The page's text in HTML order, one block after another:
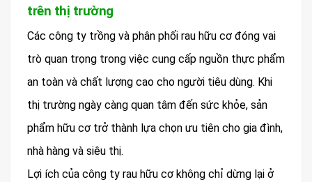
trên thị trường
Các công ty trồng và phân phối rau hữu cơ đóng vai
trò quan trọng trong việc cung cấp nguồn thực phẩm
an toàn và chất lượng cao cho người tiêu dùng. Khi
thị trường ngày càng quan tâm đến sức khỏe, sản
phẩm hữu cơ trở thành lựa chọn ưu tiên cho gia đình,
nhà hàng và siêu thị.
Lợi ích của công ty rau hữu cơ không chỉ dừng lại ở